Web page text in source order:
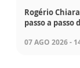
Rogério
passo a passo
07 AGO 2026 -